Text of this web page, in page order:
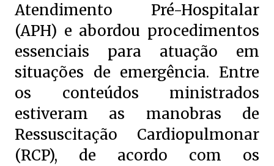
Atendimento Pré-Hospitalar
(APH) e abordou procedimentos
essenciais para atuação em
situações de emergência. Entre
os conteúdos ministrados
estiveram as manobras de
Ressuscitação Cardiopulmonar
(RCP), de acordo com os